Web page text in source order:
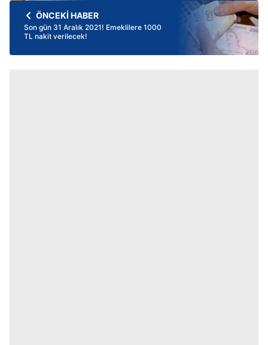
ÖNCEKİ HABER
Son gün 31 Aralık 2021! Emeklilere 1000
TL nakit verilecek!